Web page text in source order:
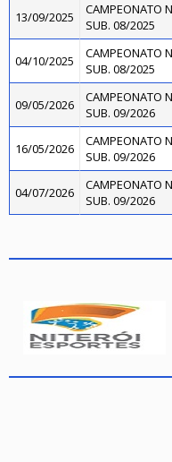
13/09/2025
CAMPEONATO
SUB. 08/2025
04/10/2025
CAMPEONATO
SUB. 08/2025
09/05/2026
CAMPEONATO
SUB. 09/2026
16/05/2026
CAMPEONATO
SUB. 09/2026
04/07/2026
CAMPEONATO
SUB. 09/2026